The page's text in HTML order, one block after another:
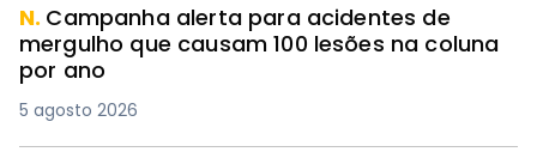
N. Campanha alerta para acidentes de
mergulho que causam 100 lesões na coluna
por ano
5 agosto 2026